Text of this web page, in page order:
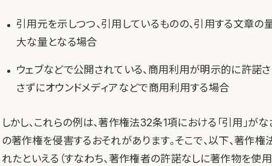
引用元を示しつつ、引用しているものの、引用する文章
大な量となる場合
ウェブなどで公開されている、商用利用が明示的に許諾
さずにオウンドメディアなどで商用利用する場合
しかし、これらの例は、著作権法32条1項における「引用」が
の著作権を侵害するおそれがあります。そこで、以下、著作権
れたといえる（すなわち、著作権者の許諾なしに著作物を使